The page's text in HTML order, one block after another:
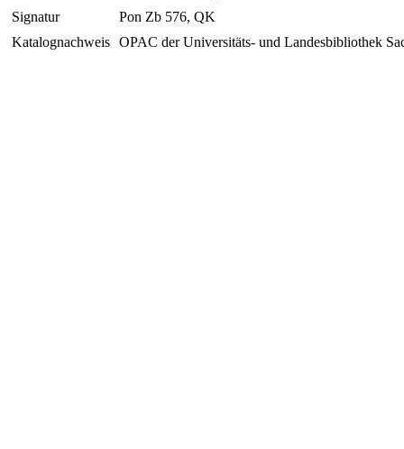
Signatur
Pon Zb 576, QK
Katalognachweis OPAC der Universitäts- und Landesbibliothek